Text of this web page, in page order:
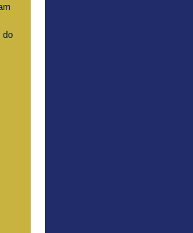
do